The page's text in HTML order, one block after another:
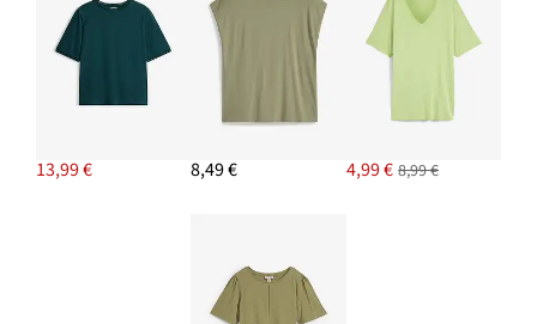
13,99 € 8,49 € 4,99 € 8,99 €